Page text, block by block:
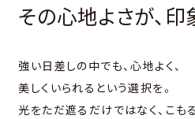
その⼼地よさが、印
強い⽇差しの中でも、⼼地よく、
美しくいられるという選択を。
光をただ遮るだけではなく、こも